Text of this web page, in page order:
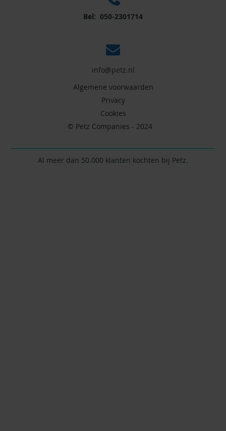
Bel: 050-2301714
info@petz.nl
Algemene voorwaarden
Privacy
Cookies
© Petz Companies - 2024
Al meer dan 50.000 klanten kochten bij Petz.